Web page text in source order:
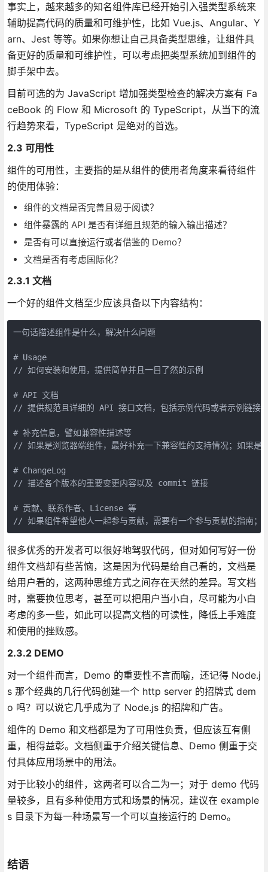
事实上，越来越多的知名组件库已经开始引入强类型系统来
辅助提高代码的质量和可维护性，比如 Vue.js、Angular、Y
arn、Jest 等等。如果你想让自己具备类型思维，让组件具
备更好的质量和可维护性，可以考虑把类型系统加到组件的
脚手架中去。
目前可选的为 JavaScript 增加强类型检查的解决方案有 Fa
ceBook 的 Flow 和 Microsoft 的 TypeScript，从当下的流
行趋势来看，TypeScript 是绝对的首选。
2.3 可用性
组件的可用性，主要指的是从组件的使用者角度来看待组件
的使用体验：
组件的文档是否完善且易于阅读？
组件暴露的 API 是否有详细且规范的输入输出描述？
是否有可以直接运行或者借鉴的 Demo？
文档是否有考虑国际化？
2.3.1 文档
一个好的组件文档至少应该具备以下内容结构：
一句话描述组件是什么，解决什么问题
# Usage
// 如何安装和使用，提供简单并且一目了然的示例
# API 文档
// 提供规范且详细的 API 接口文档，包括示例代码或者示例链接
# 补充信息，譬如兼容性描述等
// 如果是浏览器端组件，最好补充一下兼容性的支持情况；如果
# ChangeLog
// 描述各个版本的重要变更内容以及 commit 链接
# 贡献、联系作者、License 等
// 如果组件希望他人一起参与贡献，需要有一个参与贡献的指南；
很多优秀的开发者可以很好地驾驭代码，但对如何写好一份
组件文档却有些苦恼，这是因为代码是给自己看的，文档是
给用户看的，这两种思维方式之间存在天然的差异。写文档
时，需要换位思考，甚至可以把用户当小白，尽可能为小白
考虑的多一些，如此可以提高文档的可读性，降低上手难度
和使用的挫败感。
2.3.2 DEMO
对一个组件而言，Demo 的重要性不言而喻，还记得 Node.j
s 那个经典的几行代码创建一个 http server 的招牌式 dem
o 吗？可以说它几乎成为了 Node.js 的招牌和广告。
组件的 Demo 和文档都是为了可用性负责，但应该互有侧
重，相得益彰。文档侧重于介绍关键信息、Demo 侧重于交
付具体应用场景中的用法。
对于比较小的组件，这两者可以合二为一；对于 demo 代码
量较多，且有多种使用方式和场景的情况，建议在 example
s 目录下为每一种场景写一个可以直接运行的 Demo。
结语